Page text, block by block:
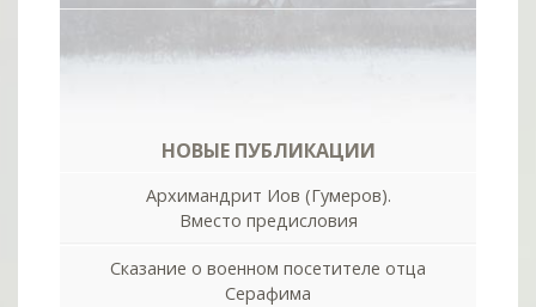
НОВЫЕ ПУБЛИКАЦИИ
Архимандрит Иов (Гумеров).
Вместо предисловия
Сказание о военном посетителе отца
Серафима